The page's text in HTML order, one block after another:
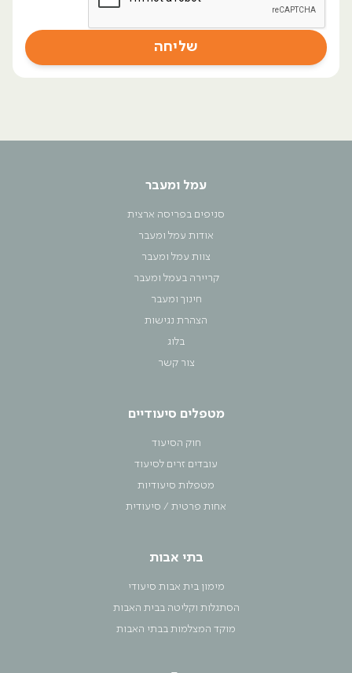
עמל ומעבר
סניפים בפריסה ארצית
אודות עמל ומעבר
צוות עמל ומעבר
קריירה בעמל ומעבר
חינוך ומעבר
הצהרת נגישות
בלוג
צור קשר
מטפלים סיעודיים
חוק הסיעוד
עובדים זרים לסיעוד
מטפלות סיעודיות
אחות פרטית / סיעודית
בתי אבות
מימון בית אבות סיעודי
הסתגלות וקליטה בבית האבות
מוקד המצלמות בבתי האבות